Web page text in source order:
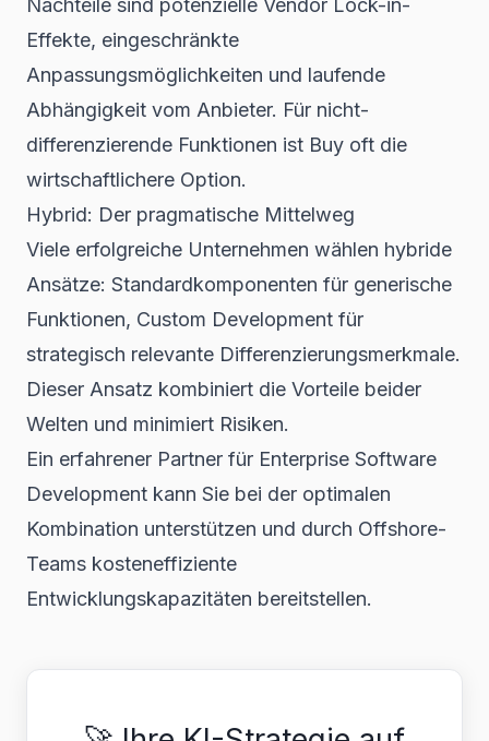
Effekte, eingeschränkte
Anpassungsmöglichkeiten und laufende
Abhängigkeit vom Anbieter. Für nicht-
differenzierende Funktionen ist Buy oft die
wirtschaftlichere Option.
Hybrid: Der pragmatische Mittelweg
Viele erfolgreiche Unternehmen wählen hybride
Ansätze: Standardkomponenten für generische
Funktionen, Custom Development für
strategisch relevante Differenzierungsmerkmale.
Dieser Ansatz kombiniert die Vorteile beider
Welten und minimiert Risiken.
Ein erfahrener Partner für Enterprise Software
Development kann Sie bei der optimalen
Kombination unterstützen und durch Offshore-
Teams kosteneffiziente
Entwicklungskapazitäten bereitstellen.